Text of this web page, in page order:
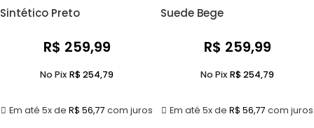
Sintético Preto
R$ 259,99
Em até 5x de R$ 56,77 com juros
No Pix R$254,79
Suede Bege
R$ 259,99
Em até 5x de R$ 56,77 com juros
No Pix R$254,79